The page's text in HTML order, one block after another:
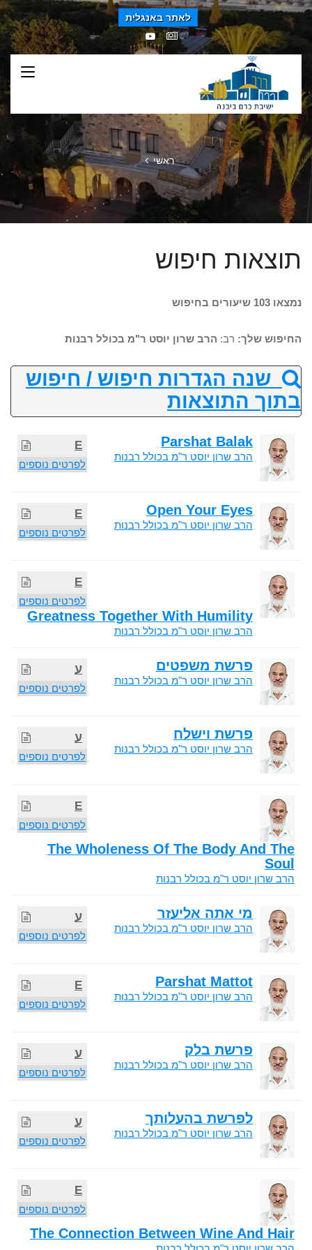
לאתר באנגלית
ראשי
תוצאות חיפוש
נמצאו 103 שיעורים בחיפוש
החיפוש שלך: רב: הרב שרון יוסט ר"מ בכולל רבנות
שנה הגדרות חיפוש / חיפוש
בתוך התוצאות
E
לפרטים נוספים
Parshat Balak
הרב שרון יוסט ר"מ בכולל רבנות
E
לפרטים נוספים
Open Your Eyes
הרב שרון יוסט ר"מ בכולל רבנות
E
לפרטים נוספים
Greatness Together With Humility
הרב שרון יוסט ר"מ בכולל רבנות
ע
לפרטים נוספים
פרשת משפטים
הרב שרון יוסט ר"מ בכולל רבנות
ע
לפרטים נוספים
פרשת וישלח
הרב שרון יוסט ר"מ בכולל רבנות
E
לפרטים נוספים
The Wholeness Of The Body And The
Soul
הרב שרון יוסט ר"מ בכולל רבנות
ע
לפרטים נוספים
מי אתה אליעזר
הרב שרון יוסט ר"מ בכולל רבנות
E
לפרטים נוספים
Parshat Mattot
הרב שרון יוסט ר"מ בכולל רבנות
ע
לפרטים נוספים
פרשת בלק
הרב שרון יוסט ר"מ בכולל רבנות
ע
לפרטים נוספים
לפרשת בהעלותך
הרב שרון יוסט ר"מ בכולל רבנות
E
לפרטים נוספים
The Connection Between Wine And Hair